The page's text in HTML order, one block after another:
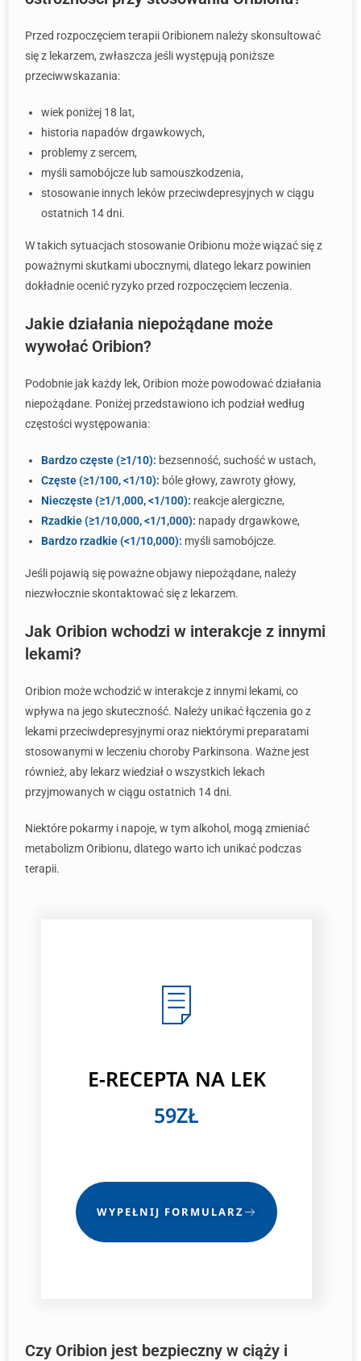
Przed rozpoczęciem terapii Oribionem należy skonsultować
się z lekarzem, zwłaszcza jeśli występują poniższe
przeciwwskazania:
wiek poniżej 18 lat,
historia napadów drgawkowych,
problemy z sercem,
myśli samobójcze lub samouszkodzenia,
stosowanie innych leków przeciwdepresyjnych w ciągu
ostatnich 14 dni.
W takich sytuacjach stosowanie Oribionu może wiązać się z
poważnymi skutkami ubocznymi, dlatego lekarz powinien
dokładnie ocenić ryzyko przed rozpoczęciem leczenia.
Jakie działania niepożądane może
wywołać Oribion?
Podobnie jak każdy lek, Oribion może powodować działania
niepożądane. Poniżej przedstawiono ich podział według
częstości występowania:
Bardzo częste (≥1/10): bezsenność, suchość w ustach,
Częste (≥1/100, <1/10): bóle głowy, zawroty głowy,
Nieczęste (≥1/1,000, <1/100): reakcje alergiczne,
Rzadkie (≥1/10,000, <1/1,000): napady drgawkowe,
Bardzo rzadkie (<1/10,000): myśli samobójcze.
Jeśli pojawią się poważne objawy niepożądane, należy
niezwłocznie skontaktować się z lekarzem.
Jak Oribion wchodzi w interakcje z innymi
lekami?
Oribion może wchodzić w interakcje z innymi lekami, co
wpływa na jego skuteczność. Należy unikać łączenia go z
lekami przeciwdepresyjnymi oraz niektórymi preparatami
stosowanymi w leczeniu choroby Parkinsona. Ważne jest
również, aby lekarz wiedział o wszystkich lekach
przyjmowanych w ciągu ostatnich 14 dni.
Niektóre pokarmy i napoje, w tym alkohol, mogą zmieniać
metabolizm Oribionu, dlatego warto ich unikać podczas
terapii.
E-RECEPTA NA LEK
59ZŁ
WYPEŁNIJ FORMULARZ
Czy Oribion jest bezpieczny w ciąży i